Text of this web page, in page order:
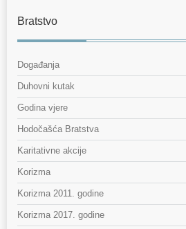
Bratstvo
Događanja
Duhovni kutak
Godina vjere
Hodočašća Bratstva
Karitativne akcije
Korizma
Korizma 2011. godine
Korizma 2017. godine